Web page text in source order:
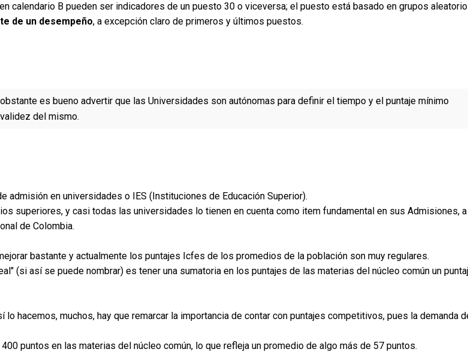
calendario B pueden ser indicadores de un puesto 30 o viceversa; el puesto está basado en grupos
de un desempeño, a excepción claro de primeros y últimos puestos.
es bueno advertir que las Universidades son autónomas para definir el tiempo y el puntaje mínimo
del mismo.
en universidades o IES (Instituciones de Educación Superior).
superiores, y casi todas las universidades lo tienen en cuenta como item fundamental en sus Admisiones, a
de Colombia.
bastante y actualmente los puntajes Icfes de los promedios de la población son muy regulares.
(si así se puede nombrar) es tener una sumatoria en los puntajes de las materias del núcleo común un
hacemos, muchos, hay que remarcar la importancia de contar con puntajes competitivos, pues la demanda
puntos en las materias del núcleo común, lo que refleja un promedio de algo más de 57 puntos.